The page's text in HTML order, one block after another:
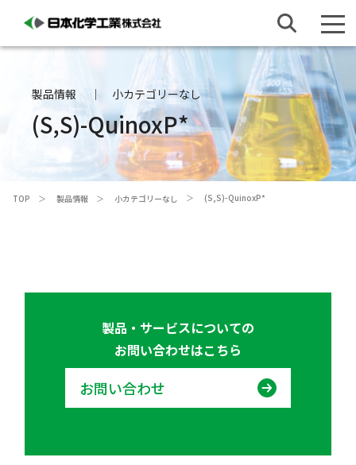
製品情報 小カテゴリーなし
(S,S)-QuinoxP*
TOP 製品情報 小カテゴリーなし (S,S)-QuinoxP*
製品・サービスについての
お問い合わせはこちら
お問い合わせ